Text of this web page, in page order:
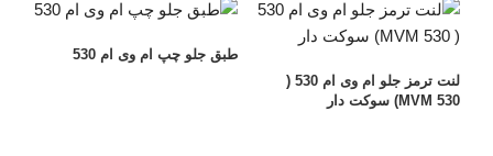
لنت ترمز جلو ام وی ام 530 (
MVM 530) سوکت دار
طبق جلو چپ ام وی ام 530